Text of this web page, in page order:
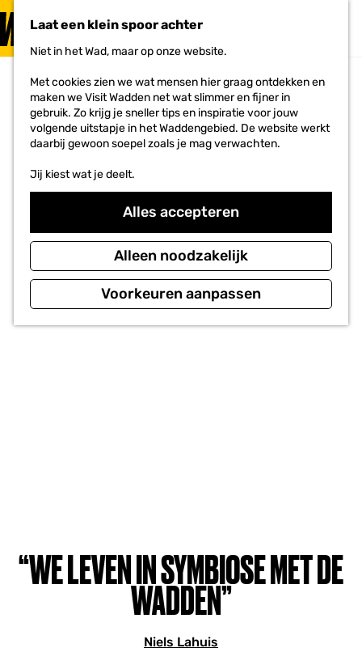
Laat een klein spoor achter
Niet in het Wad, maar op onze website.
Met cookies zien we wat mensen hier graag ontdekken en
maken we Visit Wadden net wat slimmer en fijner in
gebruik. Zo krijg je sneller tips en inspiratie voor jouw
volgende uitstapje in het Waddengebied. De website werkt
daarbij gewoon soepel zoals je mag verwachten.
Jij kiest wat je deelt.
Alles accepteren
Alleen noodzakelijk
Voorkeuren aanpassen
G
F
v
r
i
e
t
e
MENU
“WE LEVEN IN SYMBIOSE MET DE
WADDEN”
Niels Lahuis